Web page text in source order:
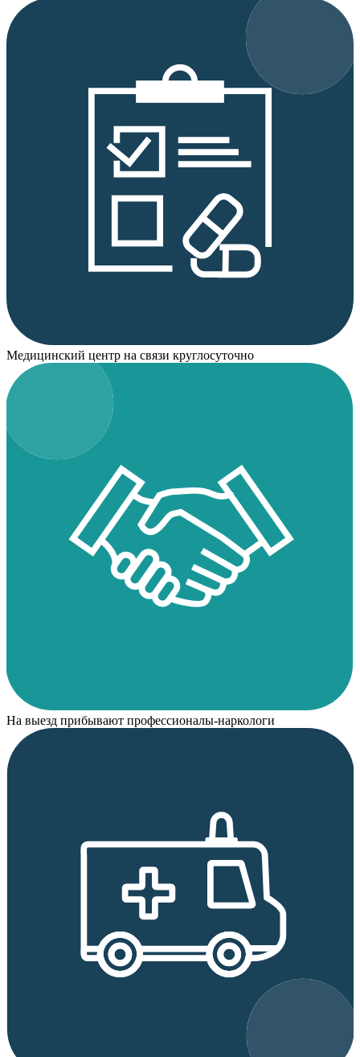
Медицинский центр на связи круглосуточно
На выезд прибывают профессионалы-наркологи